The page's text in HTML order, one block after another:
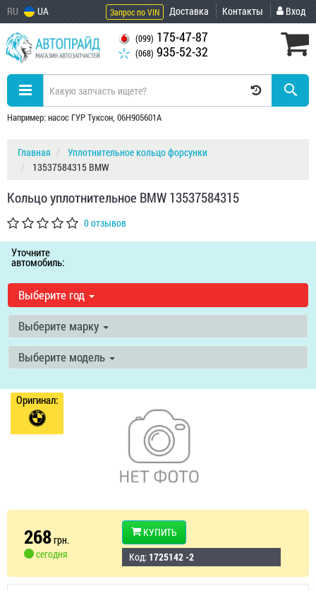
RU UA Запрос по VIN Доставка Контакты Вход
(099) 175-47-87
(068) 935-52-32
Например: насос ГУР Туксон, 06H905601A
Главная
Уплотнительное кольцо форсунки
13537584315 BMW
Кольцо уплотнительное BMW 13537584315
0 отзывов
Уточните
автомобиль:
Выберите год
Выберите марку
Выберите модель
Оригинал:
268грн.
сегодня
КУПИТЬ
Код: 1725142 -2